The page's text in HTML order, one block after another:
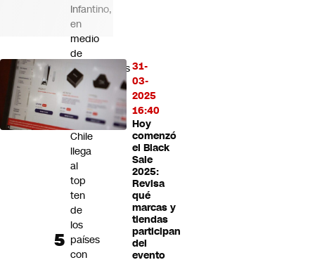
31-
03-
2025
16:40
Hoy
comenzó
el Black
Sale
2025:
Revisa
qué
marcas y
tiendas
participan
del
evento
Infantino,
en
medio
de
desmentidos
sobre
relación
sentimental
Chile
llega
al
top
ten
de
los
países
con